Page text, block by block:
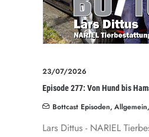
23/07/2026
Episode 277: Von Hund bis
Bottcast Episoden, Allgemein,
Lars Dittus - NARIEL